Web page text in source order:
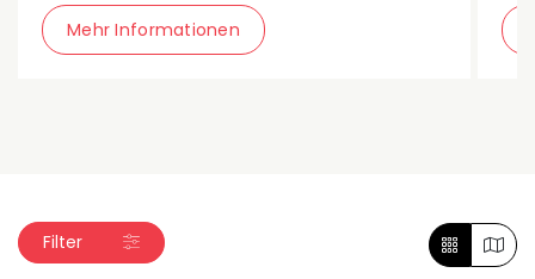
Mehr Informationen
Filter